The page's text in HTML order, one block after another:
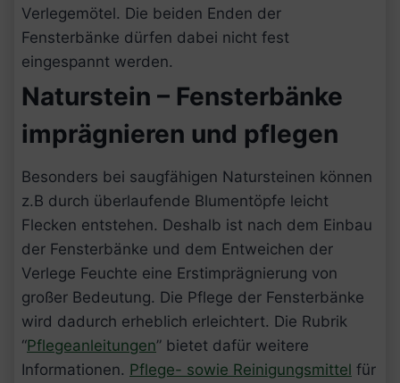
Verlegemötel. Die beiden Enden der
Fensterbänke dürfen dabei nicht fest
eingespannt werden.
Naturstein – Fensterbänke
imprägnieren und pflegen
Besonders bei saugfähigen Natursteinen können
z.B durch überlaufende Blumentöpfe leicht
Flecken entstehen. Deshalb ist nach dem Einbau
der Fensterbänke und dem Entweichen der
Verlege Feuchte eine Erstimprägnierung von
großer Bedeutung. Die Pflege der Fensterbänke
wird dadurch erheblich erleichtert. Die Rubrik
“Pflegeanleitungen” bietet dafür weitere
Informationen. Pflege- sowie Reinigungsmittel für